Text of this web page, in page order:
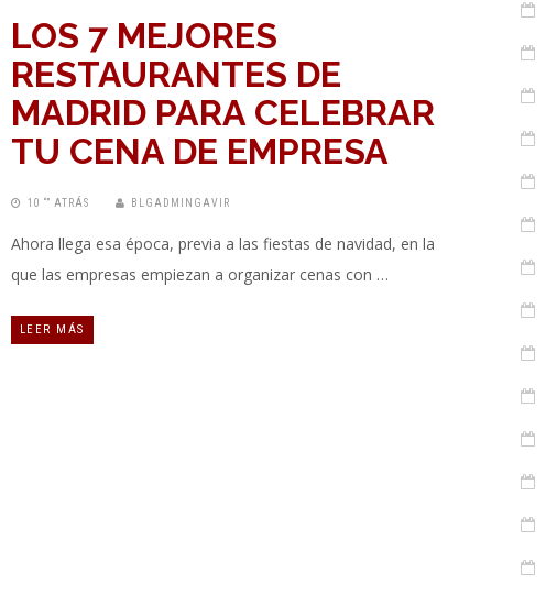
LOS 7 MEJORES
RESTAURANTES DE
MADRID PARA CELEBRAR
TU CENA DE EMPRESA
10 “” ATRÁS BLGADMINGAVIR
Ahora llega esa época, previa a las fiestas de navidad, en la
que las empresas empiezan a organizar cenas con …
LEER MÁS